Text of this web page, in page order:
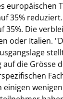
europäischen
35%
Die
oder Italien.
die Grösse